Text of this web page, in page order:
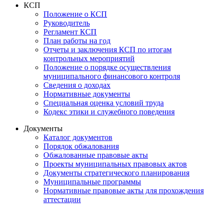
КСП
Положение о КСП
Руководитель
Регламент КСП
План работы на год
Отчеты и заключения КСП по итогам
контрольных мероприятий
Положение о порядке осуществления
муниципального финансового контроля
Сведения о доходах
Нормативные документы
Специальная оценка условий труда
Кодекс этики и служебного поведения
Документы
Каталог документов
Порядок обжалования
Обжалованные правовые акты
Проекты муниципальных правовых актов
Документы стратегического планирования
Муниципальные программы
Нормативные правовые акты для прохождения
аттестации